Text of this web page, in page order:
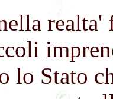
lo Stato